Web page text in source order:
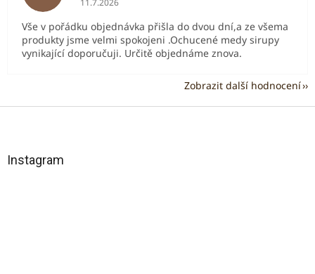
11.7.2026
Vše v pořádku objednávka přišla do dvou dní,a ze všema
produkty jsme velmi spokojeni .Ochucené medy sirupy
vynikající doporučuji. Určitě objednáme znova.
Zobrazit další hodnocení
Instagram